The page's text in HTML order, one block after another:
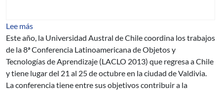
Lee mássobre Convocatoria para Artículos Octava
Este año, la Universidad Austral de Chile coordina los trabajos
de la 8ª Conferencia Latinoamericana de Objetos y
Tecnologías de Aprendizaje (LACLO 2013) que regresa a Chile
y tiene lugar del 21 al 25 de octubre en la ciudad de Valdivia.
La conferencia tiene entre sus objetivos contribuir a la